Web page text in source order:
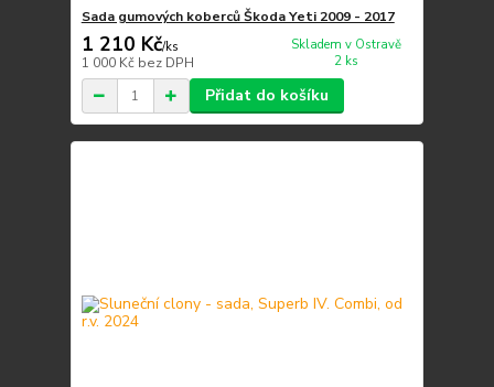
Sada gumových koberců Škoda Yeti 2009 - 2017
1 210 Kč/ks
1 000 Kč bez DPH
Skladem v Ostravě
2 ks
Přidat do košíku